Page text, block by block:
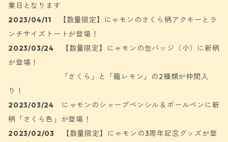
業日となります
2023/04/11
【数量限定】にゃモンのさくら柄アクキーとラ
ンチサイズトートが登場！
2023/03/24
【数量限定】にゃモンの缶バッジ（小）に新柄
が登場！
「さくら」と「籠レモン」の2種類が仲間入
り！
2023/03/24
にゃモンのシャープペンシル＆ボールペンに新
柄「さくら色」が登場！
2023/02/03
【数量限定】にゃモンの3周年記念グッズが登